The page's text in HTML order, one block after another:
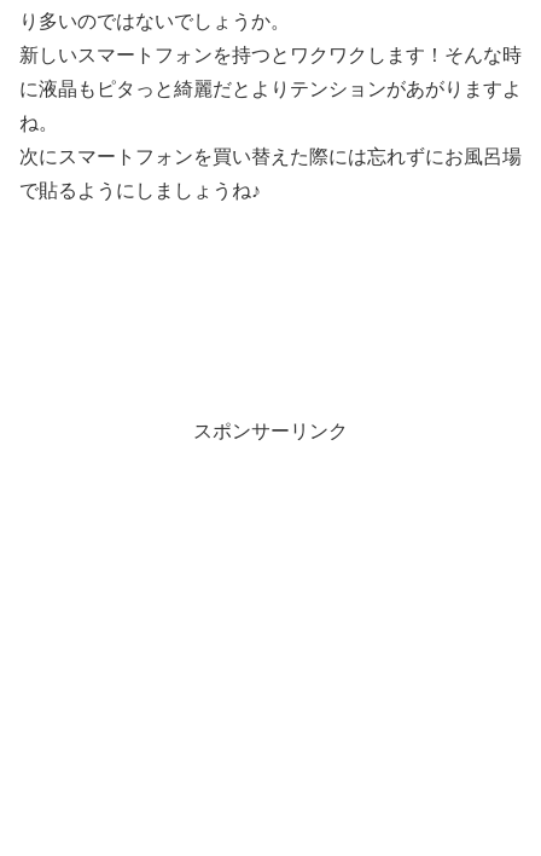
り多いのではないでしょうか。
新しいスマートフォンを持つとワクワクします！そんな時
に液晶もピタっと綺麗だとよりテンションがあがりますよ
ね。
次にスマートフォンを買い替えた際には忘れずにお風呂場
で貼るようにしましょうね♪
スポンサーリンク